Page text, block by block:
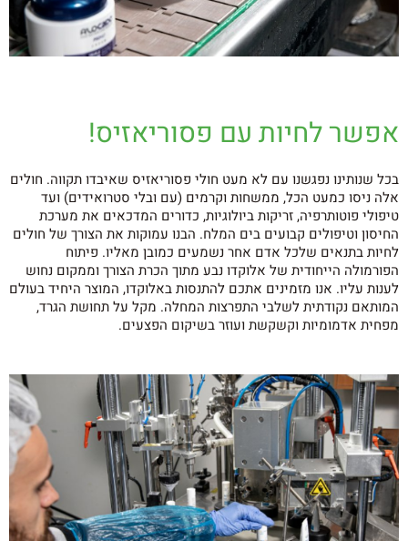
אפשר לחיות עם פסוריאזיס!
בכל שנותינו נפגשנו עם לא מעט חולי פסוריאזיס שאיבדו תקווה. חולים
אלה ניסו כמעט הכל, ממשחות וקרמים (עם ובלי סטרואידים) ועד
טיפולי פוטותרפיה, זריקות ביולוגיות, כדורים המדכאים את מערכת
החיסון וטיפולים קבועים בים המלח. הבנו עמוקות את הצורך של חולים
לחיות בתנאים שלכל אדם אחר נשמעים כמובן מאליו. פיתוח
הפורמולה הייחודית של אלוקדו נבע מתוך הכרת הצורך וממקום נחוש
לענות עליו. אנו מזמינים אתכם להתנסות באלוקדו, המוצר היחיד בעולם
המותאם נקודתית לשלבי התפרצות המחלה. מקל על תחושת הגרד,
מפחית אדמומיות וקשקשת ועוזר בשיקום הפצעים.